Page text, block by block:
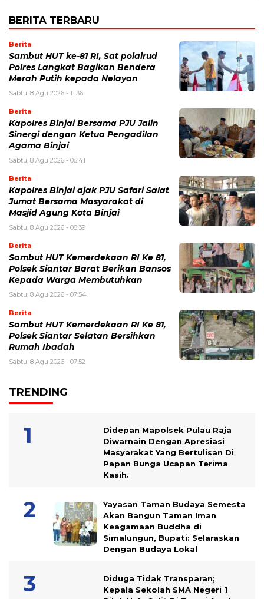
BERITA TERBARU
Berita
Sambut HUT ke-81 RI, Sat polairud
Polres Langkat Bagikan Bendera
Merah Putih kepada Nelayan
Sabtu, 8 Agu 2026 - 11:36
Berita
Kapolres Binjai Bersama PJU Jalin
Sinergi dengan Ketua Pengadilan
Agama Binjai
Sabtu, 8 Agu 2026 - 08:41
Berita
Kapolres Binjai ajak PJU Safari Salat
Jumat Bersama Masyarakat di
Masjid Agung Kota Binjai
Sabtu, 8 Agu 2026 - 08:39
Berita
Sambut HUT Kemerdekaan RI Ke 81,
Polsek Siantar Barat Berikan Bansos
Kepada Warga Membutuhkan
Sabtu, 8 Agu 2026 - 07:54
Berita
Sambut HUT Kemerdekaan RI Ke 81,
Polsek Siantar Selatan Bersihkan
Rumah Ibadah
Sabtu, 8 Agu 2026 - 07:52
TRENDING
Didepan Mapolsek Pulau Raja
Diwarnain Dengan Apresiasi
Masyarakat Yang Bertulisan Di
Papan Bunga Ucapan Terima
Kasih.
Yayasan Taman Budaya Semesta
Akan Bangun Taman Iman
Keagamaan Buddha di
Simalungun, Bupati: Selaraskan
Dengan Budaya Lokal
Diduga Tidak Transparan;
Kepala Sekolah SMA Negeri 1